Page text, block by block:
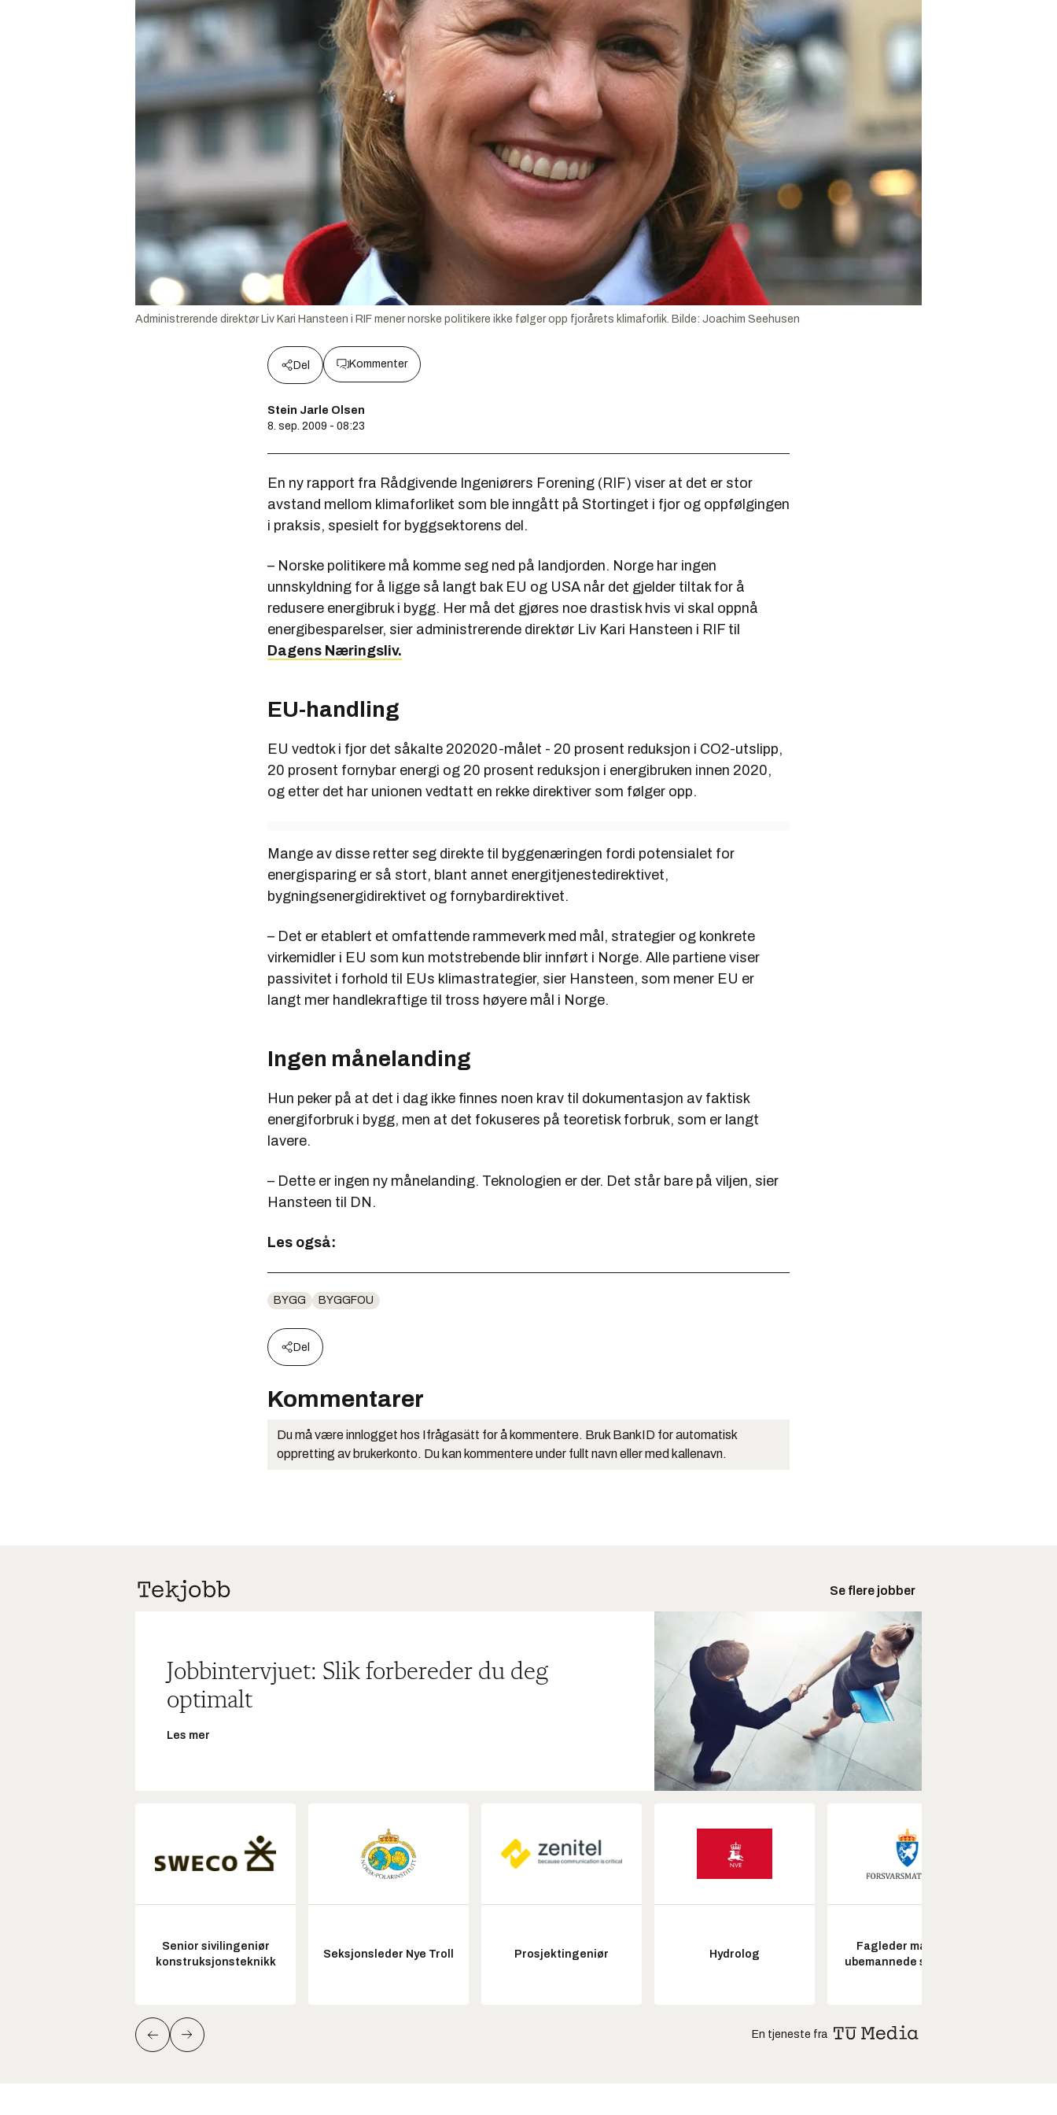
Administrerende direktør Liv Kari Hansteen i RIF mener norske politikere ikke følger opp fjorårets klimaforlik. Bilde: Joachim Seehusen
Del Kommenter
Stein Jarle Olsen
8. sep. 2009 - 08:23
En ny rapport fra Rådgivende Ingeniørers Forening (RIF) viser at det er stor
avstand mellom klimaforliket som ble inngått på Stortinget i fjor og oppfølgingen
i praksis, spesielt for byggsektorens del.
– Norske politikere må komme seg ned på landjorden. Norge har ingen
unnskyldning for å ligge så langt bak EU og USA når det gjelder tiltak for å
redusere energibruk i bygg. Her må det gjøres noe drastisk hvis vi skal oppnå
energibesparelser, sier administrerende direktør Liv Kari Hansteen i RIF til
Dagens Næringsliv.
EU-handling
EU vedtok i fjor det såkalte 202020-målet - 20 prosent reduksjon i CO2-utslipp,
20 prosent fornybar energi og 20 prosent reduksjon i energibruken innen 2020,
og etter det har unionen vedtatt en rekke direktiver som følger opp.
Mange av disse retter seg direkte til byggenæringen fordi potensialet for
energisparing er så stort, blant annet energitjenestedirektivet,
bygningsenergidirektivet og fornybardirektivet.
– Det er etablert et omfattende rammeverk med mål, strategier og konkrete
virkemidler i EU som kun motstrebende blir innført i Norge. Alle partiene viser
passivitet i forhold til EUs klimastrategier, sier Hansteen, som mener EU er
langt mer handlekraftige til tross høyere mål i Norge.
Ingen månelanding
Hun peker på at det i dag ikke finnes noen krav til dokumentasjon av faktisk
energiforbruk i bygg, men at det fokuseres på teoretisk forbruk, som er langt
lavere.
– Dette er ingen ny månelanding. Teknologien er der. Det står bare på viljen, sier
Hansteen til DN.
Les også:
BYGG BYGGFOU
Del
Kommentarer
Du må være innlogget hos Ifrågasätt for å kommentere. Bruk BankID for automatisk
oppretting av brukerkonto. Du kan kommentere under fullt navn eller med kallenavn.
Se flere jobber
Jobbintervjuet: Slik forbereder du deg
optimalt
Les mer
Senior sivilingeniør
konstruksjonsteknikk
Seksjonsleder Nye Troll Prosjektingeniør Hydrolog
Fagleder maritime
ubemannede systemer
En tjeneste fra